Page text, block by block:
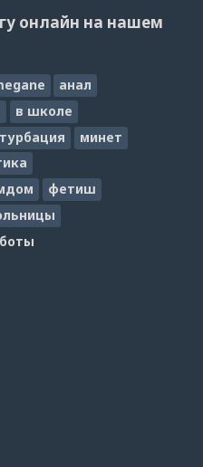
онлайн на нашем
анал
в школе
минет
фетиш